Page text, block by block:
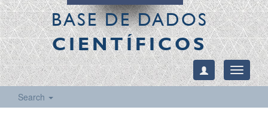
BASE DE DADOS
CIENTÍFICOS
Toggle
Search